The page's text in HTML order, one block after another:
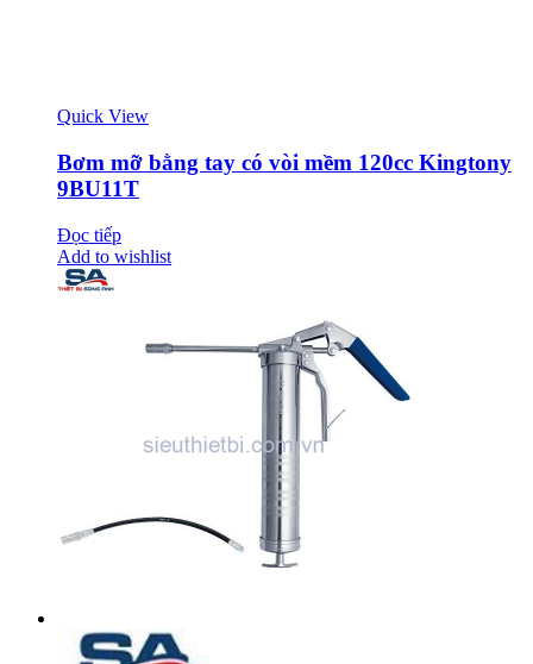
Quick View
Bơm mỡ bằng tay có vòi mềm 120cc Kingtony
9BU11T
Đọc tiếp
Add to wishlist